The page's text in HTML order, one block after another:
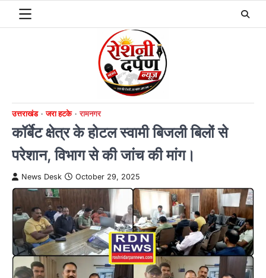
उत्तराखंड जरा हटके रामनगर
कॉर्बेट क्षेत्र के होटल स्वामी बिजली बिलों से
परेशान, विभाग से की जांच की मांग।
News Desk October 29, 2025